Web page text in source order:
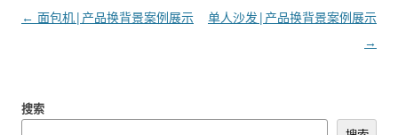
文
← 面包机|产品换背景案例展示
单人沙发|产品换背景案例展示
→
搜索